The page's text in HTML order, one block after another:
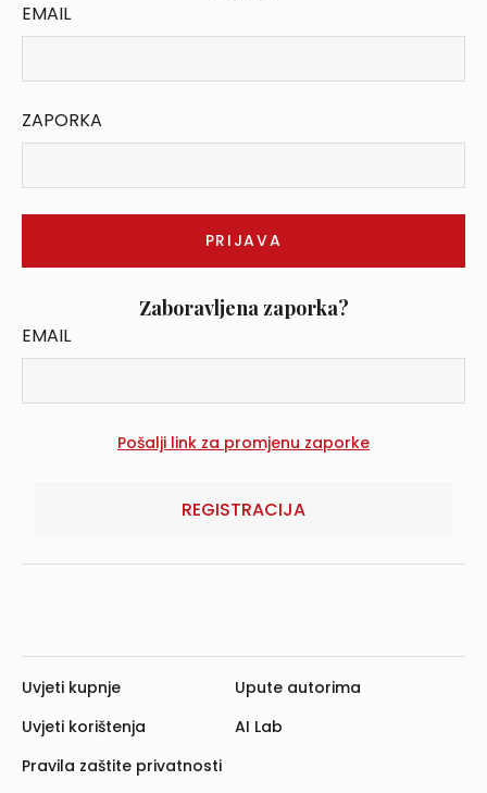
EMAIL
ZAPORKA
Zaboravljena zaporka?
EMAIL
REGISTRACIJA
Uvjeti kupnje
Uvjeti korištenja
Pravila zaštite privatnosti
Upute autorima
AI Lab